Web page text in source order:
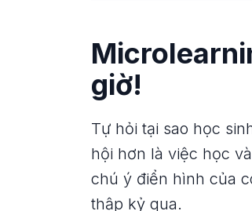
giờ!
Tự hỏi tại sao học
hội hơn là việc học
chú ý điển hình của
thập kỷ qua.